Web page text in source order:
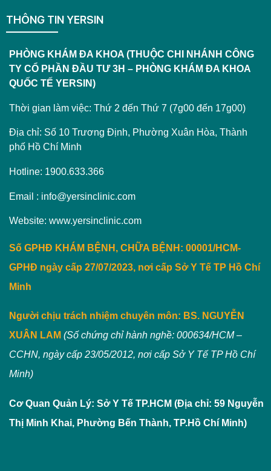
THÔNG TIN YERSIN
PHÒNG KHÁM ĐA KHOA (THUỘC CHI NHÁNH CÔNG
TY CỔ PHẦN ĐẦU TƯ 3H – PHÒNG KHÁM ĐA KHOA
QUỐC TẾ YERSIN)
Thời gian làm việc: Thứ 2 đến Thứ 7 (7g00 đến 17g00)
Địa chỉ: Số 10 Trương Định, Phường Xuân Hòa, Thành
phố Hồ Chí Minh
Hotline: 1900.633.366
Email : info@yersinclinic.com
Website: www.yersinclinic.com
Số GPHĐ KHÁM BỆNH, CHỮA BỆNH: 00001/HCM-
GPHĐ ngày cấp 27/07/2023, nơi cấp Sở Y Tế TP Hồ Chí
Minh
Người chịu trách nhiệm chuyên môn: BS. NGUYỄN
XUÂN LAM (Số chứng chỉ hành nghề: 000634/HCM –
CCHN, ngày cấp 23/05/2012, nơi cấp Sở Y Tế TP Hồ Chí
Minh)
Cơ Quan Quản Lý: Sở Y Tế TP.HCM (Địa chỉ: 59 Nguyễn
Thị Minh Khai, Phường Bến Thành, TP.Hồ Chí Minh)